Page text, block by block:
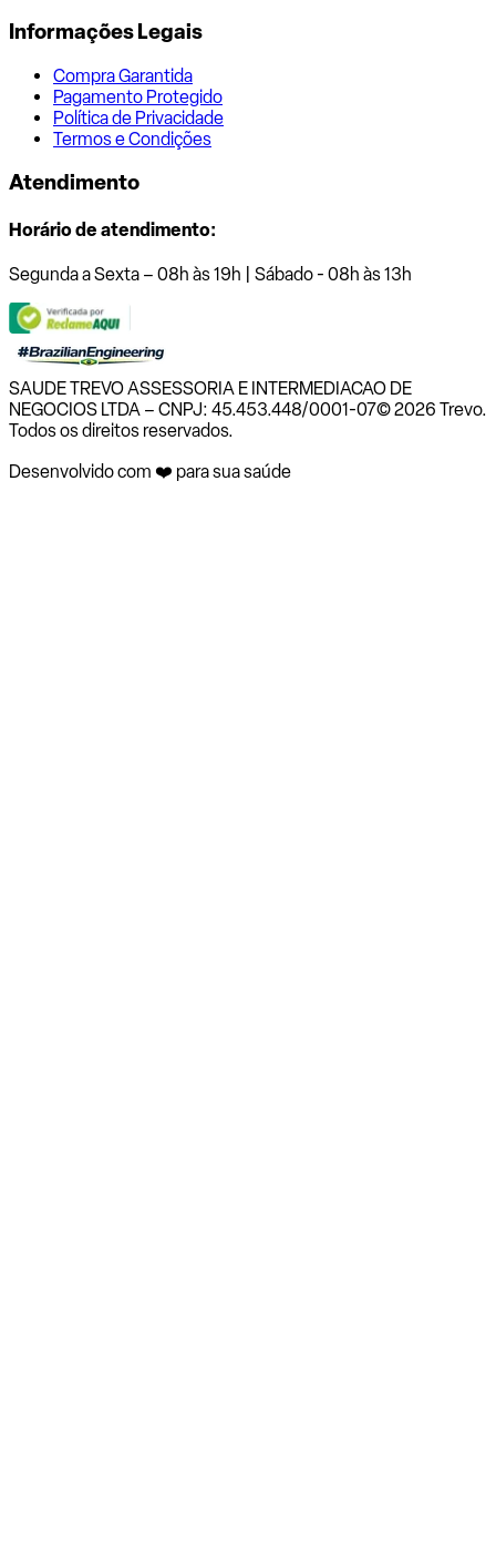
Informações Legais
Compra Garantida
Pagamento Protegido
Política de Privacidade
Termos e Condições
Atendimento
Horário de atendimento:
Segunda a Sexta – 08h às 19h | Sábado - 08h às 13h
SAUDE TREVO ASSESSORIA E INTERMEDIACAO DE
NEGOCIOS LTDA – CNPJ: 45.453.448/0001-07© 2026 Trevo.
Todos os direitos reservados.
Desenvolvido com ❤️ para sua saúde